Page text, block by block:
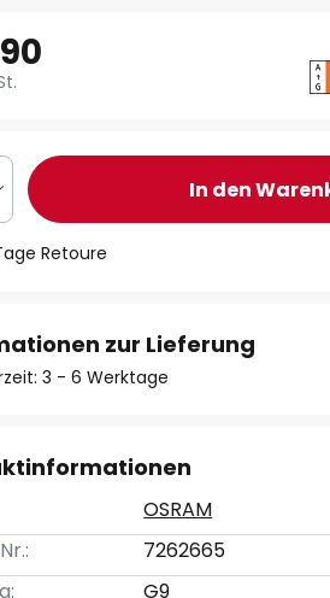
In den
Retoure
zur Lieferung
3 - 6 Werktage
OSRAM
7262665
G9